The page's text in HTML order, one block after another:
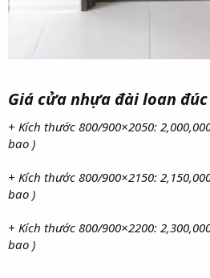
Giá cửa nhựa đài loan đúc
+ Kích thước 800/900×2050:
bao )
+ Kích thước 800/900×2150:
bao )
+ Kích thước 800/900×2200:
bao )